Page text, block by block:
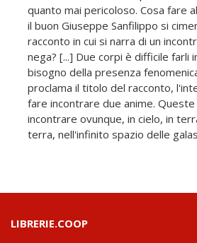
quanto mai pericoloso. Cosa fare
il buon Giuseppe Sanfilippo si
racconto in cui si narra di un
nega? [...] Due corpi è difficile farli
bisogno della presenza
proclama il titolo del racconto,
fare incontrare due anime.
incontrare ovunque, in cielo, in
terra, nell'infinito spazio delle
LIBRERIE.COOP